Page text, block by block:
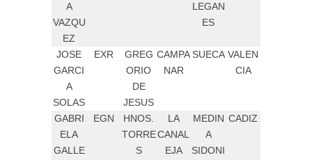
A
VAZQU
EZ
LEGAN
ES
JOSE
GARCI
A
SOLAS
EXR
GREG
ORIO
DE
JESUS
CAMPA
NAR
SUECA VALEN
CIA
GABRI
ELA
GALLE
EGN
HNOS.
TORRE
S
LA
CANAL
EJA
MEDIN
A
SIDONI
CADIZ